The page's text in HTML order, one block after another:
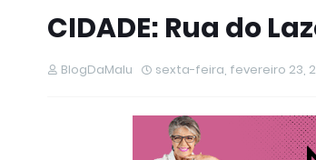
CIDADE: Rua do
BlogDaMalu sexta-feira, fevereiro 23,